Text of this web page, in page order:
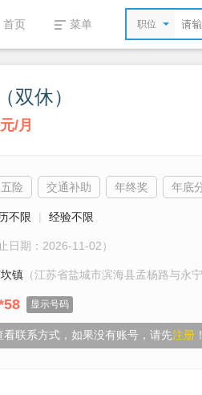
首页 菜单 职位
双休）
/月
五险 交通补助 年终奖 年底
不限 | 经验不限
日期：2026-11-02）
镇 （江苏省盐城市滨海县孟杨路与永
显示号码
看联系方式，如果没有账号，请先注册 ！